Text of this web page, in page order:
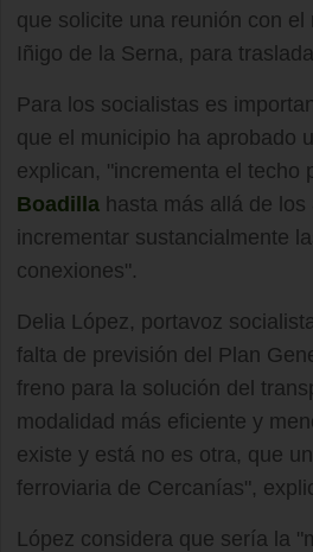
que solicite una reunión con el
Iñigo de la Serna, para
Para los socialistas es
que el municipio ha aprobado
explican, "incrementa el techo
Boadilla hasta más allá de
incrementar sustancialmente
conexiones".
Delia López, portavoz
falta de previsión del Plan
freno para la solución del
modalidad más eficiente y
existe y está no es otra, que
ferroviaria de Cercanías",
López considera que sería la